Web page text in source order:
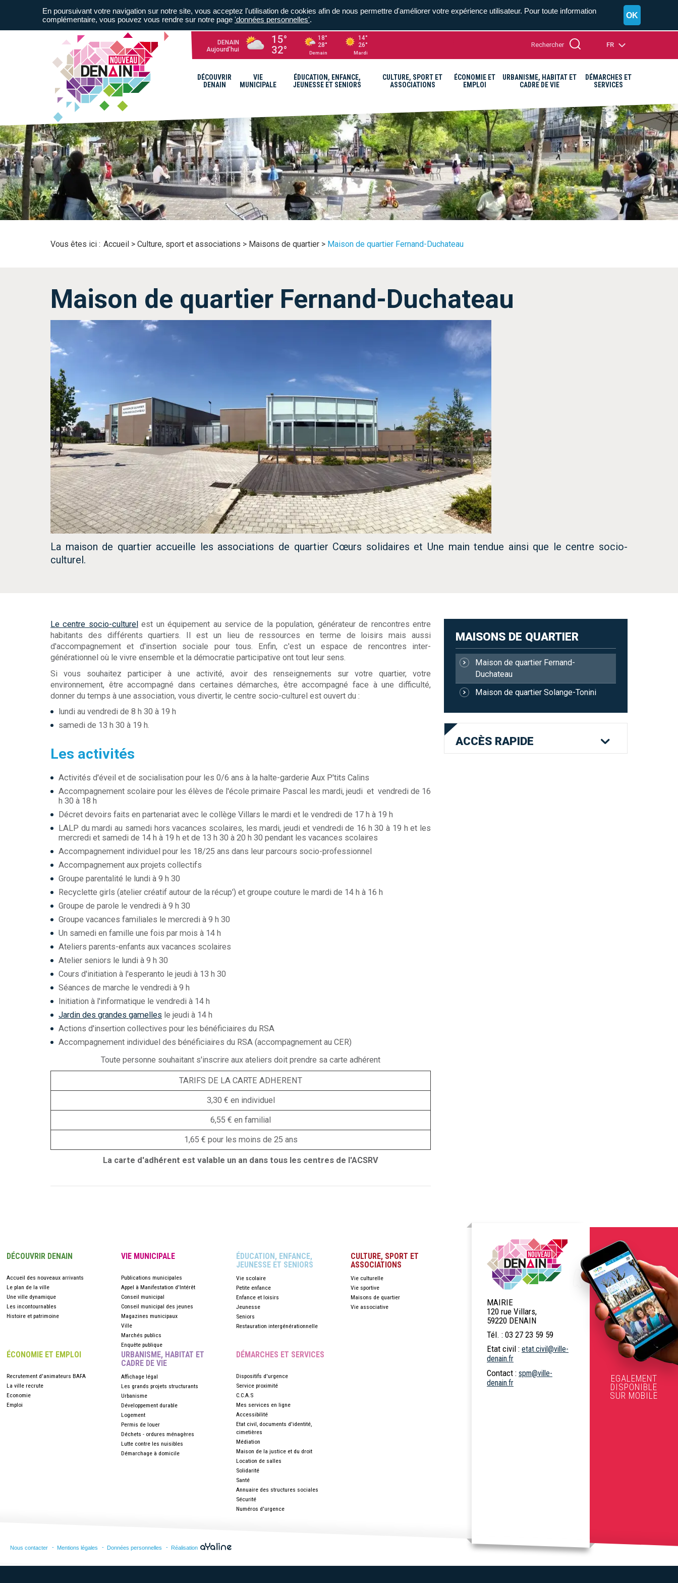
DENAIN
Aujourd'hui
15°
32°
18°
28°
Demain
14°
26°
Mardi
Rechercher FR
DÉCOUVRIR
DENAIN
VIE
MUNICIPALE
ÉDUCATION, ENFANCE,
JEUNESSE ET SENIORS
CULTURE, SPORT ET
ASSOCIATIONS
ÉCONOMIE ET
EMPLOI
URBANISME, HABITAT ET
CADRE DE VIE
DÉMARCHES ET
SERVICES
A= A- A+
Vous êtes ici : Accueil > Culture, sport et associations > Maisons de quartier > Maison de quartier Fernand-Duchateau
Maison de quartier Fernand-Duchateau
La maison de quartier accueille les associations de quartier Cœurs solidaires et Une main tendue ainsi que le centre socio-
culturel.
Le centre socio-culturelest un équipement au service de la population, générateur de rencontres entre
habitants des différents quartiers. Il est un lieu de ressources en terme de loisirs mais aussi
d'accompagnement et d'insertion sociale pour tous. Enfin, c'est un espace de rencontres inter-
générationnel où le vivre ensemble et la démocratie participative ont tout leur sens.
Si vous souhaitez participer à une activité, avoir des renseignements sur votre quartier, votre
environnement, être accompagné dans certaines démarches, être accompagné face à une difficulté,
donner du temps à une association, vous divertir, le centre socio-culturel est ouvert du :
lundi au vendredi de 8 h 30 à 19 h
samedi de 13 h 30 à 19 h.
Les activités
Activités d'éveil et de socialisation pour les 0/6 ans à la halte-garderie Aux P'tits Calins
Accompagnement scolaire pour les élèves de l'école primaire Pascal les mardi, jeudi et vendredi de 16
h 30 à 18 h
Décret devoirs faits en partenariat avec le collège Villars le mardi et le vendredi de 17 h à 19 h
LALP du mardi au samedi hors vacances scolaires, les mardi, jeudi et vendredi de 16 h 30 à 19 h et les
mercredi et samedi de 14 h à 19 h et de 13 h 30 à 20 h 30 pendant les vacances scolaires
Accompagnement individuel pour les 18/25 ans dans leur parcours socio-professionnel
Accompagnement aux projets collectifs
Groupe parentalité le lundi à 9 h 30
Recyclette girls (atelier créatif autour de la récup') et groupe couture le mardi de 14 h à 16 h
Groupe de parole le vendredi à 9 h 30
Groupe vacances familiales le mercredi à 9 h 30
Un samedi en famille une fois par mois à 14 h
Ateliers parents-enfants aux vacances scolaires
Atelier seniors le lundi à 9 h 30
Cours d'initiation à l'esperanto le jeudi à 13 h 30
Séances de marche le vendredi à 9 h
Initiation à l'informatique le vendredi à 14 h
Jardin des grandes gamelles le jeudi à 14 h
Actions d'insertion collectives pour les bénéficiaires du RSA
Accompagnement individuel des bénéficiaires du RSA (accompagnement au CER)
Toute personne souhaitant s'inscrire aux ateliers doit prendre sa carte adhérent
TARIFS DE LA CARTE ADHERENT
3,30 € en individuel
6,55 € en familial
1,65 € pour les moins de 25 ans
La carte d'adhérent est valable un an dans tous les centres de l'ACSRV
MAISONS DE QUARTIER
Maison de quartier Fernand-
Duchateau
Maison de quartier Solange-Tonini
ACCÈS RAPIDE
DÉCOUVRIR DENAIN
Accueil des nouveaux arrivants
Le plan de la ville
Une ville dynamique
Les incontournables
Histoire et patrimoine
VIE MUNICIPALE
Publications municipales
Appel à Manifestation d'Intérêt
Conseil municipal
Conseil municipal des jeunes
Magazines municipaux
Ville
Marchés publics
Enquête publique
ÉDUCATION, ENFANCE,
JEUNESSE ET SENIORS
Vie scolaire
Petite enfance
Enfance et loisirs
Jeunesse
Seniors
Restauration intergénérationnelle
CULTURE, SPORT ET
ASSOCIATIONS
Vie culturelle
Vie sportive
Maisons de quartier
Vie associative
ÉCONOMIE ET EMPLOI
Recrutement d'animateurs BAFA
La ville recrute
Economie
Emploi
URBANISME, HABITAT ET
CADRE DE VIE
Affichage légal
Les grands projets structurants
Urbanisme
Développement durable
Logement
Permis de louer
Déchets - ordures ménagères
Lutte contre les nuisibles
Démarchage à domicile
DÉMARCHES ET SERVICES
Dispositifs d'urgence
Service proximité
C.C.A.S
Mes services en ligne
Accessibilité
Etat civil, documents d'identité,
cimetières
Médiation
Maison de la justice et du droit
Location de salles
Solidarité
Santé
Annuaire des structures sociales
Sécurité
Numéros d'urgence
MAIRIE
120 rue Villars,
59220 DENAIN
Tél. : 03 27 23 59 59
Etat civil : etat.civil@ville-
denain.fr
Contact : spm@ville-
denain.fr
EGALEMENT
DISPONIBLE
SUR MOBILE
Nous contacter Mentions légales Données personnelles Réalisation
En poursuivant votre navigation sur notre site, vous acceptez l'utilisation de cookies afin de nous permettre d'améliorer votre expérience utilisateur. Pour toute information
complémentaire, vous pouvez vous rendre sur notre page 'données personnelles'. OK